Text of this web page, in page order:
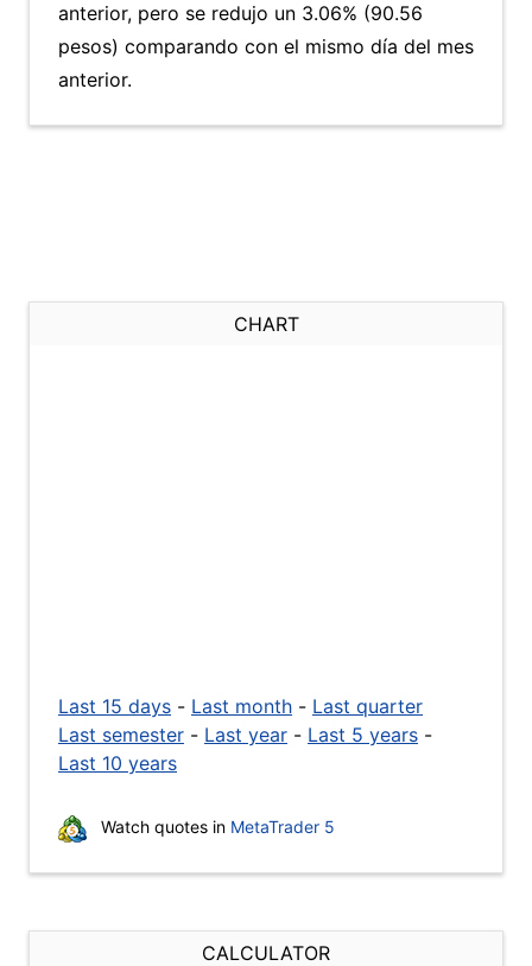
anterior, pero se redujo un 3.06% (90.56
pesos) comparando con el mismo día del mes
anterior.
CHART
Last 15 days - Last month - Last quarter
Last semester - Last year - Last 5 years -
Last 10 years
Watch quotes in MetaTrader 5
CALCULATOR